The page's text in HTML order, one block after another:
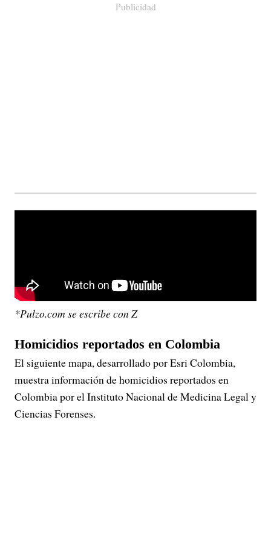
Publicidad
*Pulzo.com se escribe con Z
Homicidios reportados en Colombia
El siguiente mapa, desarrollado por Esri Colombia,
muestra información de homicidios reportados en
Colombia por el Instituto Nacional de Medicina Legal y
Ciencias Forenses.